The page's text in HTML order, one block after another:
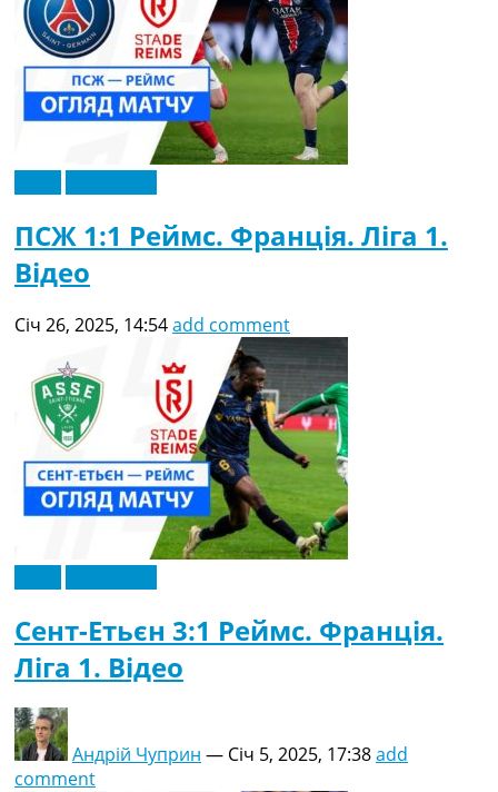
ПСЖ 1:1 Реймс. Франція. Ліга 1.
Відео
Січ 26, 2025, 14:54add comment
Сент-Етьєн 3:1 Реймс. Франція.
Ліга 1. Відео
Андрій Чуприн — Січ 5, 2025, 17:38add
comment